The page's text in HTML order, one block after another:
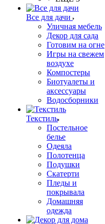
Все для дачи
Уличная мебель
Декор для сада
Готовим на огне
Игры на свежем
воздухе
Компостеры
Биотуалеты и
аксессуары
Водосборники
Текстиль
Постельное
белье
Одеяла
Полотенца
Подушки
Скатерти
Пледы и
покрывала
Домашняя
одежда